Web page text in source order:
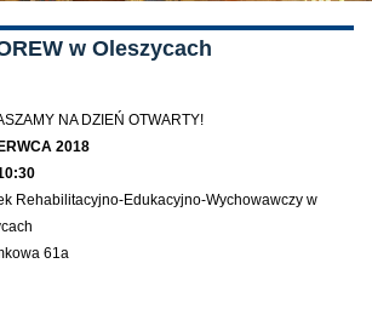
w Oleszycach
NA DZIEŃ OTWARTY!
2018
Rehabilitacyjno-Edukacyjno-Wychowawczy w
61a